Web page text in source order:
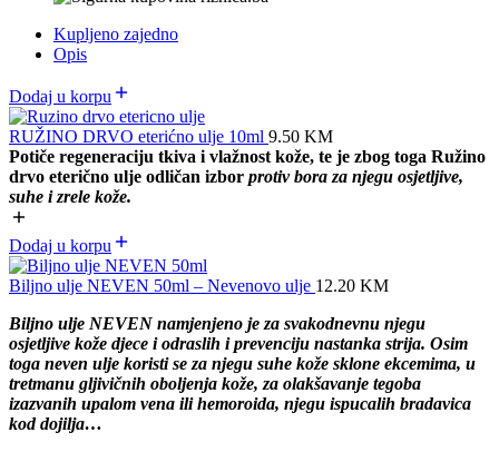
Kupljeno zajedno
Opis
Dodaj u korpu
RUŽINO DRVO eterićno ulje 10ml 9.50 KM
Potiče regeneraciju tkiva i vlažnost kože, te je zbog toga Ružino
drvo eterično ulje odličan izbor protiv bora za njegu osjetljive,
suhe i zrele kože.
Dodaj u korpu
Biljno ulje NEVEN 50ml – Nevenovo ulje 12.20 KM
Biljno ulje NEVEN namjenjeno je za svakodnevnu njegu
osjetljive kože djece i odraslih i prevenciju nastanka strija. Osim
toga neven ulje koristi se za njegu suhe kože sklone ekcemima, u
tretmanu gljivičnih oboljenja kože, za olakšavanje tegoba
izazvanih upalom vena ili hemoroida, njegu ispucalih bradavica
kod dojilja…